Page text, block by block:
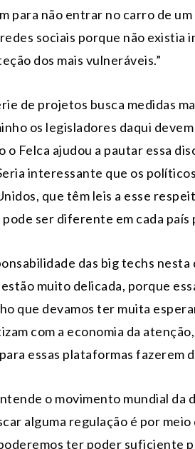
para não entrar no carro de
sociais porque não
dos mais vulneráveis.”
de projetos busca medidas
os legisladores daqui
Felca ajudou a pautar essa
interessante que os
que têm leis a esse
ser diferente em cada país
das big techs
muito delicada, porque
que devamos ter muita
com a economia da
essas plataformas fazerem
o movimento mundial da
alguma regulação é por
poderemos ter poder suficiente